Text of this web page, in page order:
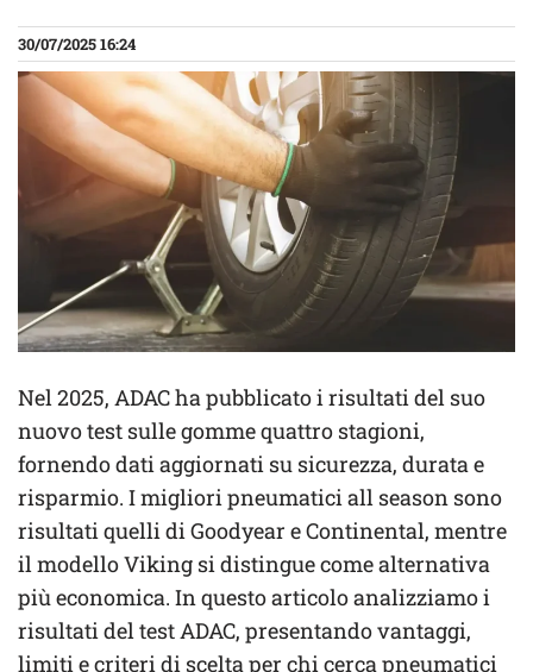
30/07/2025 16:24
Nel 2025, ADAC ha pubblicato i risultati del suo
nuovo test sulle gomme quattro stagioni,
fornendo dati aggiornati su sicurezza, durata e
risparmio. I migliori pneumatici all season sono
risultati quelli di Goodyear e Continental, mentre
il modello Viking si distingue come alternativa
più economica. In questo articolo analizziamo i
risultati del test ADAC, presentando vantaggi,
limiti e criteri di scelta per chi cerca pneumatici